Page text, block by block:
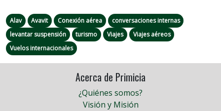
Alav Avavit Conexión aérea
conversaciones internas
levantar suspensión
turismo Viajes
Viajes aéreos
Vuelos internacionales
Acerca de Primicia
¿Quiénes somos?
Visión y Misión